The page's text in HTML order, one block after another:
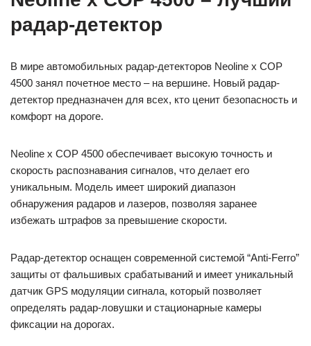
радар-детектор
В мире автомобильных радар-детекторов Neoline x COP
4500 занял почетное место – на вершине. Новый радар-
детектор предназначен для всех, кто ценит безопасность и
комфорт на дороге.
Neoline x COP 4500 обеспечивает высокую точность и
скорость распознавания сигналов, что делает его
уникальным. Модель имеет широкий диапазон
обнаружения радаров и лазеров, позволяя заранее
избежать штрафов за превышение скорости.
Радар-детектор оснащен современной системой “Anti-Ferro”
защиты от фальшивых срабатываний и имеет уникальный
датчик GPS модуляции сигнала, который позволяет
определять радар-ловушки и стационарные камеры
фиксации на дорогах.